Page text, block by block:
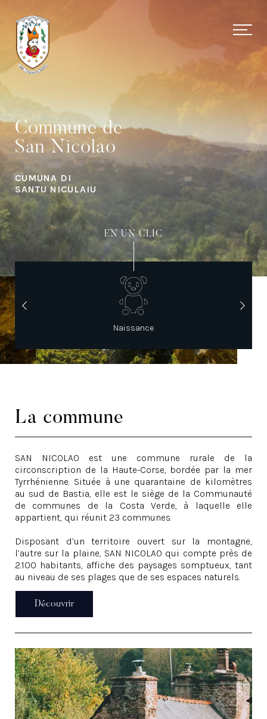
Commune de
San Nicolao
CUMUNA DI
SANTU NICULAIU
EN UN CLIC
Naissance
La commune
SAN NICOLAO est une commune rurale de la
circonscription de la Haute-Corse, bordée par la mer
Tyrrhénienne. Située à une quarantaine de kilomètres
au sud de Bastia, elle est le siège de la Communauté
de communes de la Costa Verde, à laquelle elle
appartient, qui réunit 23 communes.
Disposant d’un territoire ouvert sur la montagne,
l’autre sur la plaine, SAN NICOLAO qui compte près de
2.100 habitants, affiche des paysages somptueux, tant
au niveau de ses plages que de ses espaces naturels.